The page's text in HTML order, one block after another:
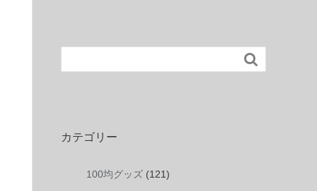

カテゴリー
100均グッズ (121)